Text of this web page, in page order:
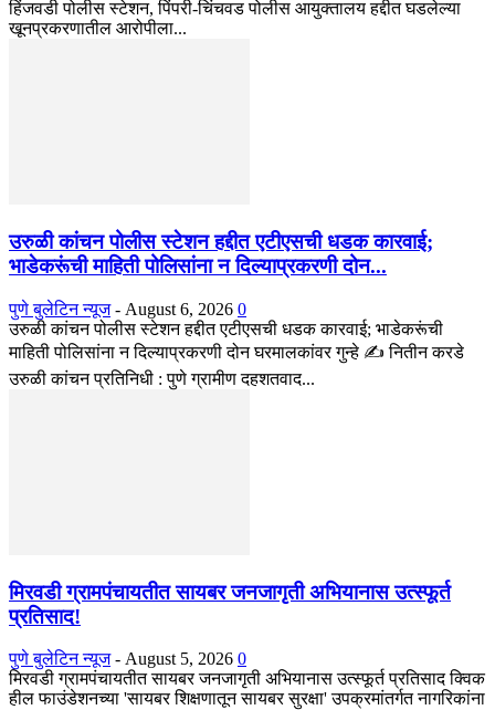
हिंजवडी पोलीस स्टेशन, पिंपरी-चिंचवड पोलीस आयुक्तालय हद्दीत घडलेल्या
खूनप्रकरणातील आरोपीला...
उरुळी कांचन पोलीस स्टेशन हद्दीत एटीएसची धडक कारवाई;
भाडेकरूंची माहिती पोलिसांना न दिल्याप्रकरणी दोन...
पुणे बुलेटिन न्यूज - August 6, 2026 0
उरुळी कांचन पोलीस स्टेशन हद्दीत एटीएसची धडक कारवाई; भाडेकरूंची
माहिती पोलिसांना न दिल्याप्रकरणी दोन घरमालकांवर गुन्हे ✍️ नितीन करडे
उरुळी कांचन प्रतिनिधी : पुणे ग्रामीण दहशतवाद...
मिरवडी ग्रामपंचायतीत सायबर जनजागृती अभियानास उत्स्फूर्त
प्रतिसाद!
पुणे बुलेटिन न्यूज - August 5, 2026 0
मिरवडी ग्रामपंचायतीत सायबर जनजागृती अभियानास उत्स्फूर्त प्रतिसाद क्विक
हील फाउंडेशनच्या 'सायबर शिक्षणातून सायबर सुरक्षा' उपक्रमांतर्गत नागरिकांना